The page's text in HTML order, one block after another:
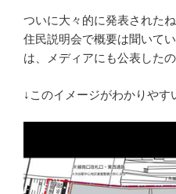
ついに大々的に発表された
住民説明会で概要は聞いて
は、メディアにも公表したの
↓このイメージがわかりやす